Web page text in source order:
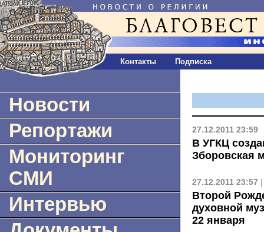
Контакты Подписка
Новости
Репортажи
Мониторинг
СМИ
Интервью
27.12.2011 23:59
В УГКЦ
Зборовская
27.12.2011 23:57
Второй
духовной
22 января